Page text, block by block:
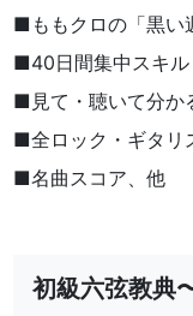
■ももクロの「黒い
■40日間集中スキル
■見て・聴いて分か
■全ロック・ギタリ
■名曲スコア、他
初級六弦教典